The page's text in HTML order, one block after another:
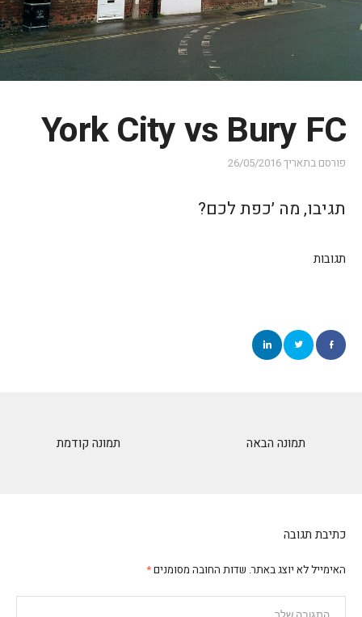
York City vs Bury FC
פורסם בתאריך26/05/2016
תגיבו, מה ׳כפת לכם?
תגובות
תמונה קודמת תמונה הבאה
כתיבת תגובה
האימייל לא יוצג באתר. שדות החובה מסומנים*